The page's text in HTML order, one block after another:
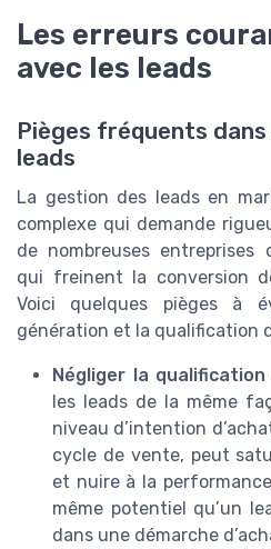
Les erreurs
avec les leads
Pièges fréquents
leads
La gestion des leads en
complexe qui demande
de nombreuses entreprises
qui freinent la conversion
Voici quelques pièges à
génération et la qualification
Négliger la
les leads de la même
niveau d’intention
cycle de vente, peut
et nuire à la
même potentiel qu’un
dans une démarche